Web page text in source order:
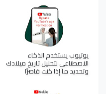
يوتيوب يستخدم الذكاء
الاصطناعي لتحليل تاريخ ميلادك
وتحديد ما إذا كنت قاصرًا